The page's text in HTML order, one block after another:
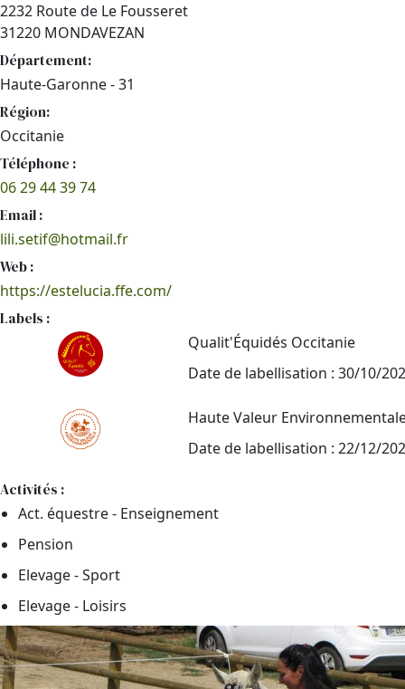
2232 Route de Le Fousseret
31220 MONDAVEZAN
Département:
Haute-Garonne - 31
Région:
Occitanie
Téléphone :
06 29 44 39 74
Email :
lili.setif@hotmail.fr
Web :
https://estelucia.ffe.com/
Labels :
Qualit'Équidés Occitanie
Date de labellisation : 30/10/
Haute Valeur
Date de labellisation : 22/12/
Activités :
Act. équestre - Enseignement
Pension
Elevage - Sport
Elevage - Loisirs